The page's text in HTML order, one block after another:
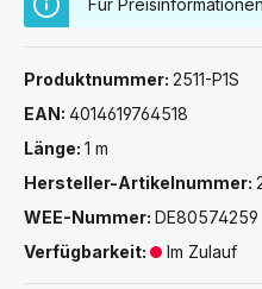
Produktnummer: 2511-P1S
EAN: 4014619764518
Länge: 1 m
Hersteller-Artikelnummer:
WEE-Nummer: DE80574259
Verfügbarkeit:
Im Zulauf